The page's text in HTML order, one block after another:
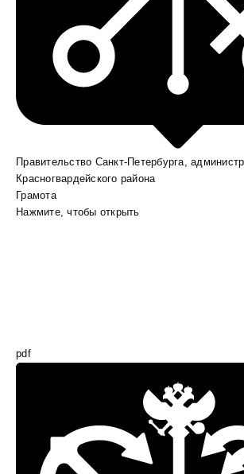
Правительство Санкт-Петербурга,
Красногвардейского района
Грамота
Нажмите, чтобы открыть
pdf